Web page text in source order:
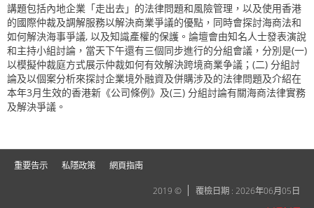
講題包括內地企業「走出去」的法律問題和風險管理，以及使用香港
的國際仲裁及調解服務以解決商業爭議的優點，同時會探討海商法和
如何解決海事爭議, 以及知識產權的保護。論壇會由知名人士發表演說
和主持小組討論，當天下午還有三個同步進行的分組會議，分別是(一)
以模擬仲裁庭方式展示仲裁如何有效解決跨境商業争議；(二) 分組討
論及以個案分析來探討企業境外融資及併購涉及的法律問題及介紹在
本年3月生效的香港新《公司條例》及(三) 分組討論有關海商法律實務
及解決爭議。
重要告示 私隱政策 網頁指南
2019 © 覆檢日期 : 2026年06月05日